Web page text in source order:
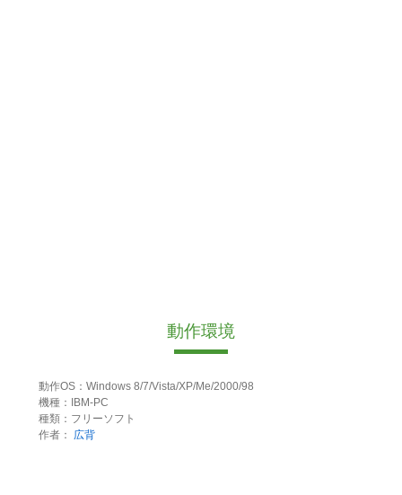
動作環境
動作OS：Windows 8/7/Vista/XP/Me/2000/98
機種：IBM-PC
種類：フリーソフト
作者：
広背